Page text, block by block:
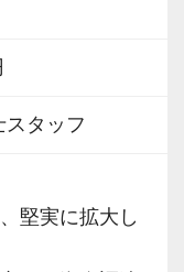
クライアント
イアントへの
担します。
り）
助するシステ
間によって金
タッフ
堅実に拡大し